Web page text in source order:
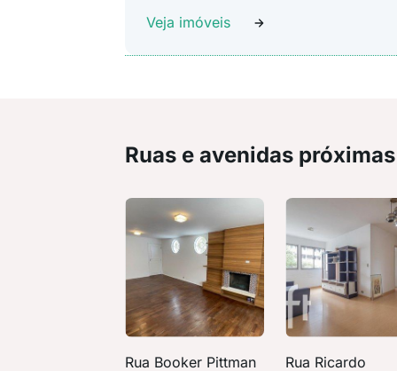
Veja imóveis
Ruas e avenidas próximas
Rua Booker Pittman Rua Ricardo